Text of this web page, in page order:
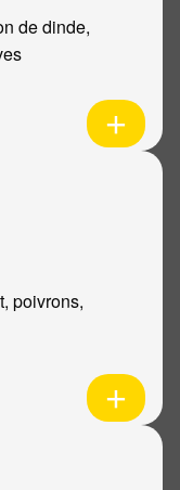
de dinde,
poivrons,